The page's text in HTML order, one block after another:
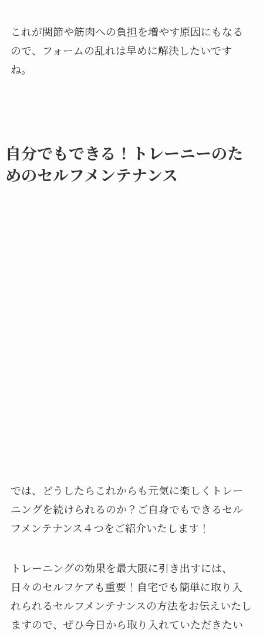
これが関節や筋肉への負担を増やす原因にもなる
ので、フォームの乱れは早めに解決したいです
ね。
自分でもできる！トレーニーのた
めのセルフメンテナンス
では、どうしたらこれからも元気に楽しくトレー
ニングを続けられるのか？ご自身でもできるセル
フメンテナンス４つをご紹介いたします！
トレーニングの効果を最大限に引き出すには、
日々のセルフケアも重要！自宅でも簡単に取り入
れられるセルフメンテナンスの方法をお伝えいたし
ますので、ぜひ今日から取り入れていただきたい